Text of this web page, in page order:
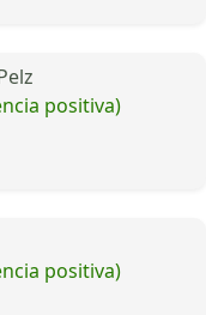
positiva)
positiva)